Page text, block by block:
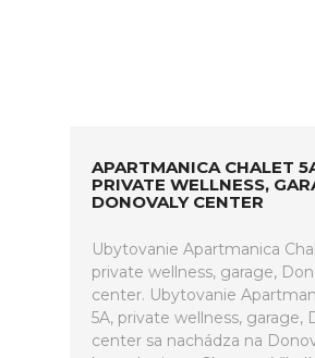
APARTMANICA CHALET
PRIVATE WELLNESS,
DONOVALY CENTER
Ubytovanie Apartmanica
private wellness, garage,
center. Ubytovanie
5A, private wellness, garage,
center sa nachádza na